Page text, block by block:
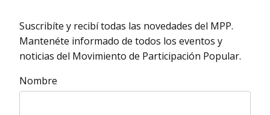
Suscribíte y recibí todas las novedades del MPP.
Mantenéte informado de todos los eventos y
noticias del Movimiento de Participación Popular.
Nombre